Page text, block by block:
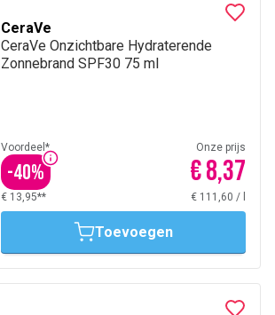
CeraVe
CeraVe Onzichtbare Hydraterende
Zonnebrand SPF30 75 ml
Voordeel*
-40%
Onze prijs
€ 8,37
€ 13,95** € 111,60 /
Toevoegen